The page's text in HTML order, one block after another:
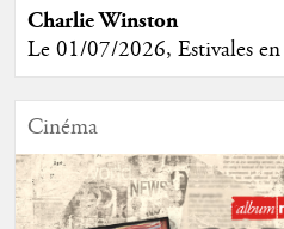
Charlie Winston
Le 01/07/2026, Estivales
Cinéma